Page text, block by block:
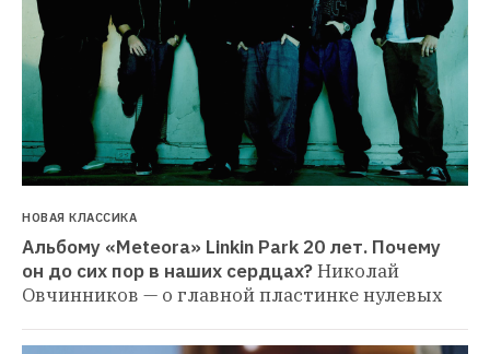
НОВАЯ КЛАССИКА
Альбому «Meteora» Linkin Park 20 лет. Почему
он до сих пор в наших сердцах?Николай
Овчинников — о главной пластинке нулевых